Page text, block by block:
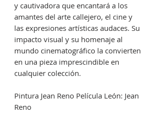
y cautivadora que encantará a los
amantes del arte callejero, el cine y
las expresiones artísticas audaces. Su
impacto visual y su homenaje al
mundo cinematográfico la convierten
en una pieza imprescindible en
cualquier colección.
Pintura Jean Reno Película León: Jean
Reno